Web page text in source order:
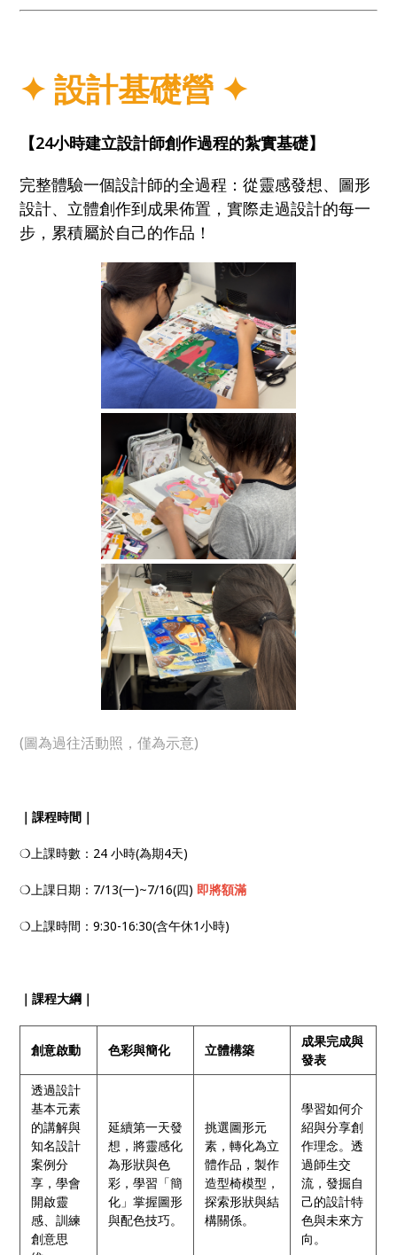
✦ 設計基礎營 ✦
【24小時建立設計師創作過程的紮實基礎】
完整體驗一個設計師的全過程：從靈感發想、圖形
設計、立體創作到成果佈置，實際走過設計的每一
步，累積屬於自己的作品！
(圖為過往活動照，僅為示意)
｜課程時間｜
❍上課時數：24 小時(為期4天)
❍上課日期：7/13(一)~7/16(四) 即將額滿
❍上課時間：9:30-16:30(含午休1小時)
｜課程大綱｜
創意啟動 色彩與簡化 立體構築
成果完成與
發表
透過設計
基本元素
的講解與
知名設計
案例分
享，學會
開啟靈
感、訓練
創意思
延續第一天發
想，將靈感化
為形狀與色
彩，學習「簡
化」掌握圖形
與配色技巧。
挑選圖形元
素，轉化為立
體作品，製作
造型椅模型，
探索形狀與結
構關係。
學習如何介
紹與分享創
作理念。透
過師生交
流，發掘自
己的設計特
色與未來方
向。